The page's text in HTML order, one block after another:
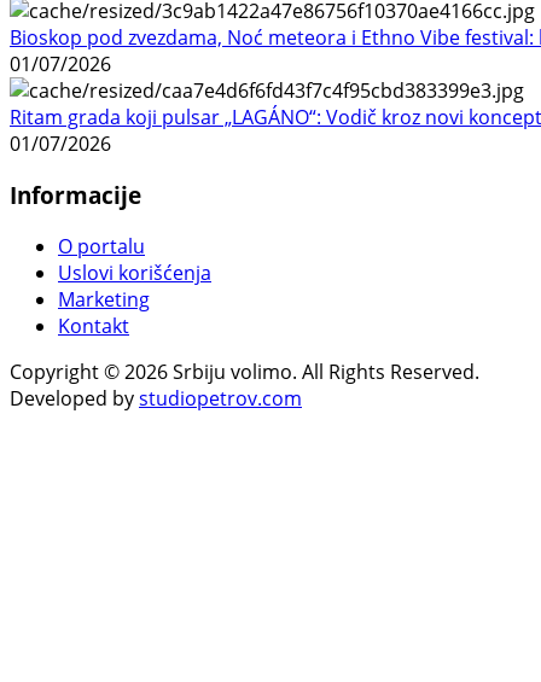
Bioskop pod zvezdama, Noć meteora i Ethno Vibe
01/07/2026
Ritam grada koji pulsar „LAGÁNO“: Vodič kroz novi
01/07/2026
Informacije
O portalu
Uslovi korišćenja
Marketing
Kontakt
Copyright © 2026 Srbiju volimo. All Rights Reserved.
Developed bystudiopetrov.com